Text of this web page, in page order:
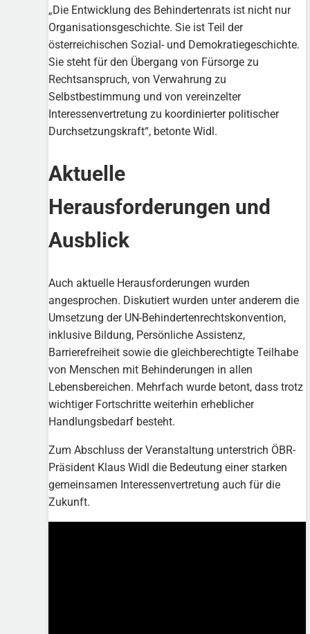
„Die Entwicklung des Behindertenrats ist nicht nur
Organisationsgeschichte. Sie ist Teil der
österreichischen Sozial- und Demokratiegeschichte.
Sie steht für den Übergang von Fürsorge zu
Rechtsanspruch, von Verwahrung zu
Selbstbestimmung und von vereinzelter
Interessenvertretung zu koordinierter politischer
Durchsetzungskraft“, betonte Widl.
Aktuelle
Herausforderungen und
Ausblick
Auch aktuelle Herausforderungen wurden
angesprochen. Diskutiert wurden unter anderem die
Umsetzung der UN-Behindertenrechtskonvention,
inklusive Bildung, Persönliche Assistenz,
Barrierefreiheit sowie die gleichberechtigte Teilhabe
von Menschen mit Behinderungen in allen
Lebensbereichen. Mehrfach wurde betont, dass trotz
wichtiger Fortschritte weiterhin erheblicher
Handlungsbedarf besteht.
Zum Abschluss der Veranstaltung unterstrich ÖBR-
Präsident Klaus Widl die Bedeutung einer starken
gemeinsamen Interessenvertretung auch für die
Zukunft.